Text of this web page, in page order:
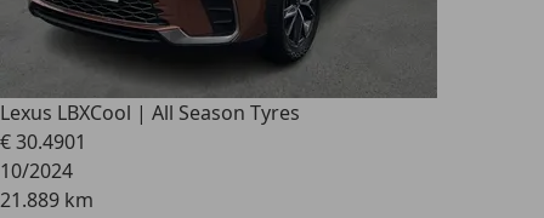
Lexus LBXCool | All Season Tyres
€ 30.4901
10/2024
21.889 km